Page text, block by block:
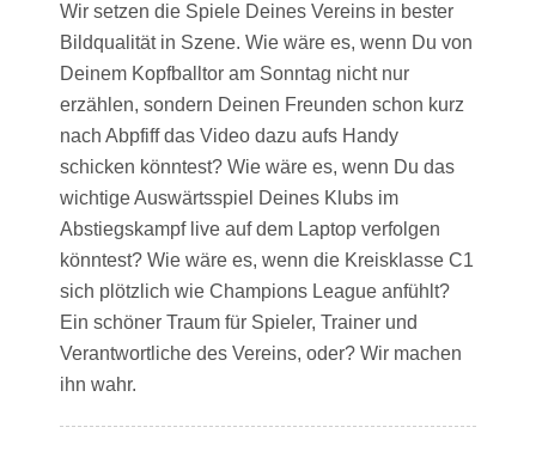
Wir setzen die Spiele Deines Vereins in bester
Bildqualität in Szene. Wie wäre es, wenn Du von
Deinem Kopfballtor am Sonntag nicht nur
erzählen, sondern Deinen Freunden schon kurz
nach Abpfiff das Video dazu aufs Handy
schicken könntest? Wie wäre es, wenn Du das
wichtige Auswärtsspiel Deines Klubs im
Abstiegskampf live auf dem Laptop verfolgen
könntest? Wie wäre es, wenn die Kreisklasse C1
sich plötzlich wie Champions League anfühlt?
Ein schöner Traum für Spieler, Trainer und
Verantwortliche des Vereins, oder? Wir machen
ihn wahr.